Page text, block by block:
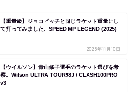
【重量級】ジョコビッチと同じラケット重量にし
て打ってみました。SPEED MP LEGEND (2025)
2025年11月10日
【ウイルソン】青山修子選手のラケット選びを考
察。Wilson ULTRA TOUR98J / CLASH100PRO
v3